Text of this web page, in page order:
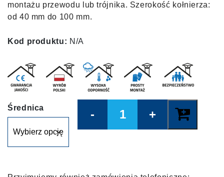
montażu przewodu lub trójnika. Szerokość kołnierza:
od 40 mm do 100 mm.
Kod produktu: N/A
Średnica